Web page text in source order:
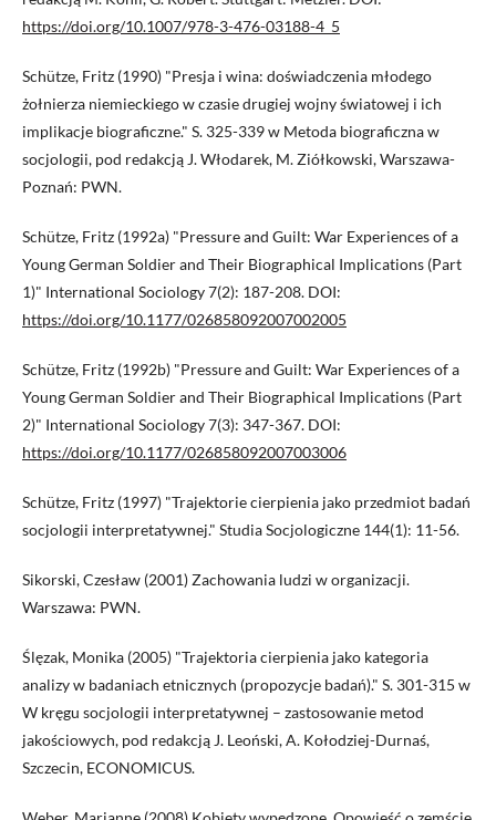
https://doi.org/10.1007/978-3-476-03188-4_5
Schütze, Fritz (1990) "Presja i wina: doświadczenia młodego
żołnierza niemieckiego w czasie drugiej wojny światowej i ich
implikacje biograficzne." S. 325-339 w Metoda biograficzna w
socjologii, pod redakcją J. Włodarek, M. Ziółkowski, Warszawa-
Poznań: PWN.
Schütze, Fritz (1992a) "Pressure and Guilt: War Experiences of a
Young German Soldier and Their Biographical Implications (Part
1)" International Sociology 7(2): 187-208. DOI:
https://doi.org/10.1177/026858092007002005
Schütze, Fritz (1992b) "Pressure and Guilt: War Experiences of a
Young German Soldier and Their Biographical Implications (Part
2)" International Sociology 7(3): 347-367. DOI:
https://doi.org/10.1177/026858092007003006
Schütze, Fritz (1997) "Trajektorie cierpienia jako przedmiot badań
socjologii interpretatywnej." Studia Socjologiczne 144(1): 11-56.
Sikorski, Czesław (2001) Zachowania ludzi w organizacji.
Warszawa: PWN.
Ślęzak, Monika (2005) "Trajektoria cierpienia jako kategoria
analizy w badaniach etnicznych (propozycje badań)." S. 301-315 w
W kręgu socjologii interpretatywnej – zastosowanie metod
jakościowych, pod redakcją J. Leoński, A. Kołodziej-Durnaś,
Szczecin, ECONOMICUS.